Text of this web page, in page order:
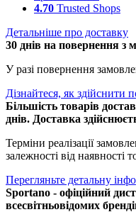
4.70 Trusted Shops
Детальніше про доставку
30 днів на повернення з
У разі повернення
Дізнайтеся, як здійснити
Більшість товарів
днів. Доставка
Терміни реалізації
залежності від наявності
Перегляньте детальну
Sportano - офіційний
всесвітньовідомих